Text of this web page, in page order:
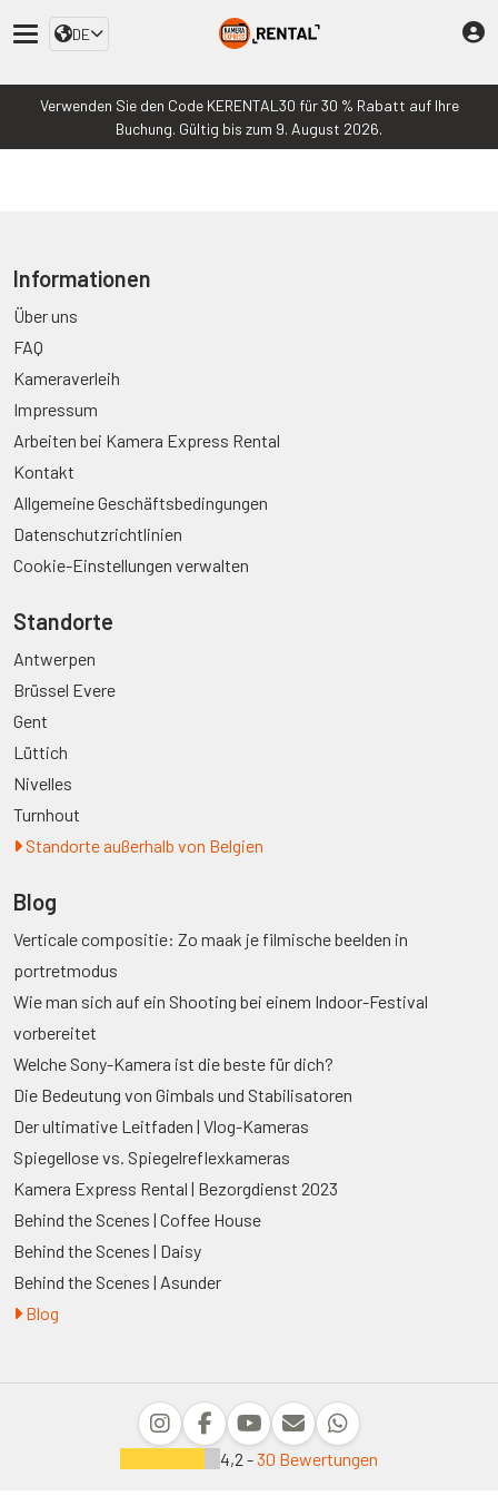
DE
Verwenden Sie den Code KERENTAL30 für 30 % Rabatt auf Ihre
Buchung. Gültig bis zum 9. August 2026.
Informationen
Über uns
FAQ
Kameraverleih
Impressum
Arbeiten bei Kamera Express Rental
Kontakt
Allgemeine Geschäftsbedingungen
Datenschutzrichtlinien
Cookie-Einstellungen verwalten
Standorte
Antwerpen
Brüssel Evere
Gent
Lüttich
Nivelles
Turnhout
Standorte außerhalb von Belgien
Blog
Verticale compositie: Zo maak je filmische beelden in
portretmodus
Wie man sich auf ein Shooting bei einem Indoor-Festival
vorbereitet
Welche Sony-Kamera ist die beste für dich?
Die Bedeutung von Gimbals und Stabilisatoren
Der ultimative Leitfaden | Vlog-Kameras
Spiegellose vs. Spiegelreflexkameras
Kamera Express Rental | Bezorgdienst 2023
Behind the Scenes | Coffee House
Behind the Scenes | Daisy
Behind the Scenes | Asunder
Blog
4,2 -30 Bewertungen